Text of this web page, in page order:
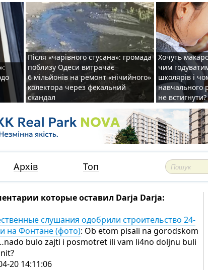
Після «чарівного стусана»: громада
поблизу Одеси витрачає
6 мільйонів на ремонт «нічийного»
колектора через фекальний
скандал
Хочуть
чим
школярів і
навчального
не встигнути?
Архів Топ
которые оставил Darja Darja:
слушания одобрили строительство 24-
на Фонтане (фото): Ob etom pisali na gorodskom
bulo zajti i posmotret ili vam li4no doljnu buli
20 14:11:06